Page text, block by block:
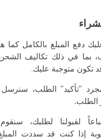
عليك دفع المبلغ بالكامل
بما في ذلك تكاليف
تكون متوجبة عليك.
"تأكيد" الطلب، سنرسل
الطلب.
لقبولنا لطلبك،
إذا كنت قد سددت